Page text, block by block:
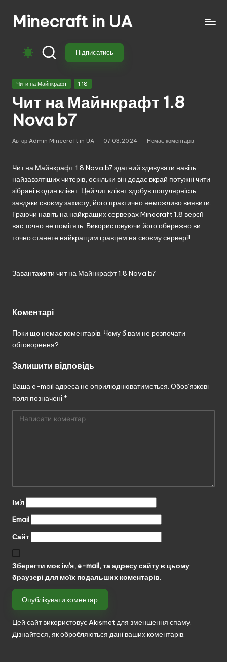
ПерейтиMinecraft in UA
свіжі
моди
Майнкрафт:
моби,
зброя,
техніка,
Завантажуй
для
Minecraft
з
перекладом,
оновленнями
та
без
Підписатись
Опубліковано
Чити на Майнкрафт 1.18
Чит на Майнкрафт 1.8
Nova b7
Опубліковано
Автор Admin Minecraft in UA 07.03.2024 Немає коментарів
Чит на Майнкрафт 1.8 Nova b7 здатний здивувати навіть
найзавзятіших читерів, оскільки він додає вкрай потужні чити
зібрані в один клієнт. Цей чит клієнт здобув популярність
завдяки своєму захисту, його практично неможливо виявити.
Граючи навіть на найкращих серверах Minecraft 1.8 версії
вас точно не помітять. Використовуючи його обережно ви
точно станете найкращим гравцем на своєму сервері!
Завантажити чит на Майнкрафт 1.8 Nova b7
Коментарі
Поки що немає коментарів. Чому б вам не розпочати
обговорення?
Залишити відповідь
Ваша e-mail адреса не оприлюднюватиметься. Обов’язкові
поля позначені*
Ім'я
Email
Сайт
Зберегти моє ім'я, e-mail, та адресу сайту в цьому
браузері для моїх подальших коментарів.
Цей сайт використовує Akismet для зменшення спаму.
Дізнайтеся, як обробляються дані ваших коментарів.